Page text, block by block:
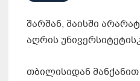
შარშან, მაისში
აღრის
თბილისიდან